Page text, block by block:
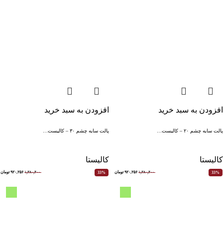
افزودن به سبد خرید
پالت سایه چشم ۲۰ – کالیست…
کالیستا
33% ۱,۳۸۰,۴۰۰ ۹۲۰,۲۵۶ تومان
افزودن به سبد خرید
پالت سایه چشم ۳۰ – کالیست…
کالیستا
33% ۱,۳۸۰,۴۰۰ ۹۲۰,۲۵۶ تومان